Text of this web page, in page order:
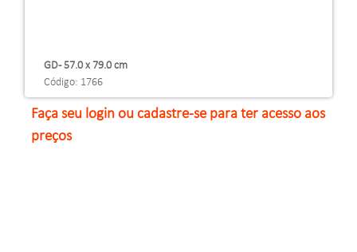
GD - 57.0 x 79.0 cm
Código: 1766
Faça seu login ou cadastre-se para ter acesso aos
preços